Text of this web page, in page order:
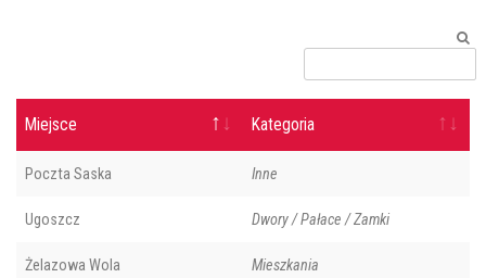
Miejsce Kategoria
Poczta Saska Inne
Ugoszcz Dwory / Pałace / Zamki
Żelazowa Wola Mieszkania